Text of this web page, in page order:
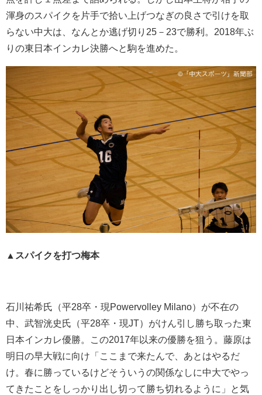
渾身のスパイクを片手で拾い上げつなぎの良さで引けを取
らない中大は、なんとか逃げ切り25－23で勝利。2018年ぶ
りの東日本インカレ決勝へと駒を進めた。
▲スパイクを打つ梅本
石川祐希氏（平28卒・現Powervolley Milano）が不在の
中、武智洸史氏（平28卒・現JT）がけん引し勝ち取った東
日本インカレ優勝。この2017年以来の優勝を狙う。藤原は
明日の早大戦に向け「ここまで来たんで、あとはやるだ
け。春に勝っているけどそういうの関係なしに中大でやっ
てきたことをしっかり出し切って勝ち切れるように」と気